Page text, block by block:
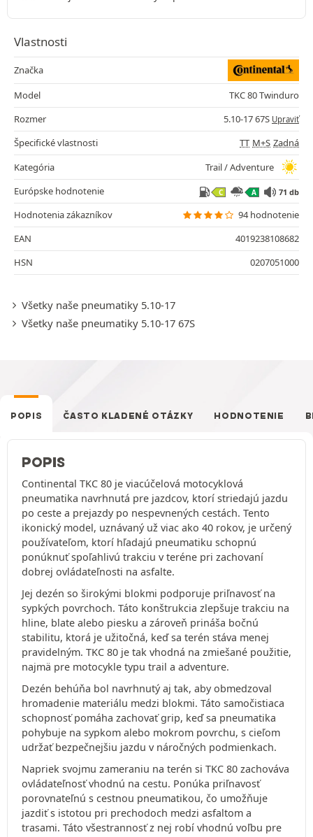
Vlastnosti
Značka
Model
TKC 80 Twinduro
Rozmer
5.10-17 67S Upraviť
Špecifické vlastnosti TT M+S Zadná
Kategória
Trail / Adventure
Európske hodnotenie
C A 71 db
Hodnotenia zákazníkov
94 hodnotenie
EAN
4019238108682
HSN
0207051000
Všetky naše pneumatiky 5.10-17
Všetky naše pneumatiky 5.10-17 67S
POPIS ČASTO KLADENÉ OTÁZKY HODNOTENIE
POPIS
Continental TKC 80 je viacúčelová motocyklová
pneumatika navrhnutá pre jazdcov, ktorí striedajú jazdu
po ceste a prejazdy po nespevnených cestách. Tento
ikonický model, uznávaný už viac ako 40 rokov, je určený
používateľom, ktorí hľadajú pneumatiku schopnú
ponúknuť spoľahlivú trakciu v teréne pri zachovaní
dobrej ovládateľnosti na asfalte.
Jej dezén so širokými blokmi podporuje priľnavosť na
sypkých povrchoch. Táto konštrukcia zlepšuje trakciu na
hline, blate alebo piesku a zároveň prináša bočnú
stabilitu, ktorá je užitočná, keď sa terén stáva menej
pravidelným. TKC 80 je tak vhodná na zmiešané použitie,
najmä pre motocykle typu trail a adventure.
Dezén behúňa bol navrhnutý aj tak, aby obmedzoval
hromadenie materiálu medzi blokmi. Táto samočistiaca
schopnosť pomáha zachovať grip, keď sa pneumatika
pohybuje na sypkom alebo mokrom povrchu, s cieľom
udržať bezpečnejšiu jazdu v náročných podmienkach.
Napriek svojmu zameraniu na terén si TKC 80 zachováva
ovládateľnosť vhodnú na cestu. Ponúka priľnavosť
porovnateľnú s cestnou pneumatikou, čo umožňuje
jazdiť s istotou pri prechodoch medzi asfaltom a
trasami. Táto všestrannosť z nej robí vhodnú voľbu pre